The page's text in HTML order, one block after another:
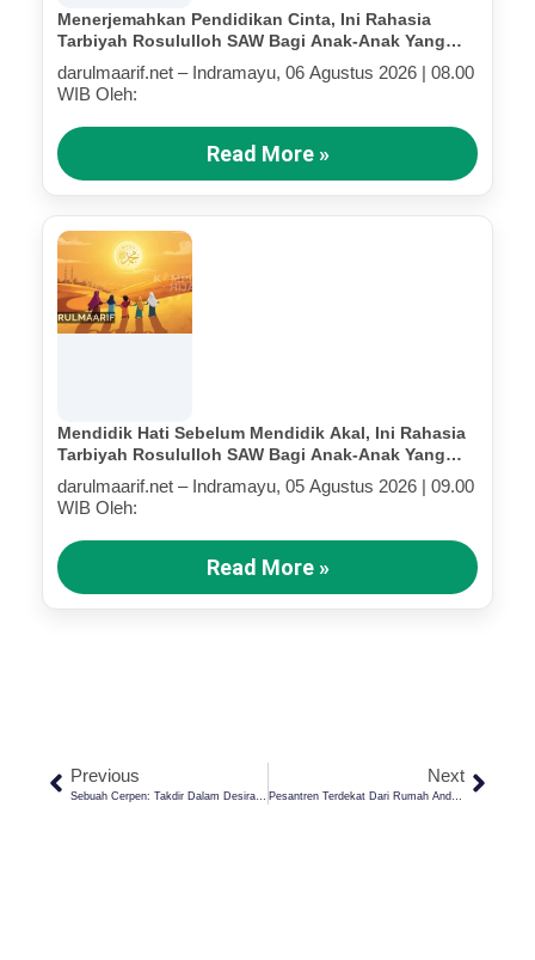
Menerjemahkan Pendidikan Cinta, Ini Rahasia
Tarbiyah Rosululloh SAW Bagi Anak-Anak Yang
Terluka (Bagian IV)
darulmaarif.net – Indramayu, 06 Agustus 2026 | 08.00
WIB Oleh:
Read More »
Mendidik Hati Sebelum Mendidik Akal, Ini Rahasia
Tarbiyah Rosululloh SAW Bagi Anak-Anak Yang
Terluka (Bagian III)
darulmaarif.net – Indramayu, 05 Agustus 2026 | 09.00
WIB Oleh:
Read More »
Previous Next